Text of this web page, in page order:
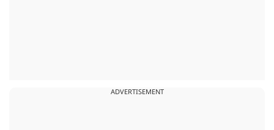
ADVERTISEMENT